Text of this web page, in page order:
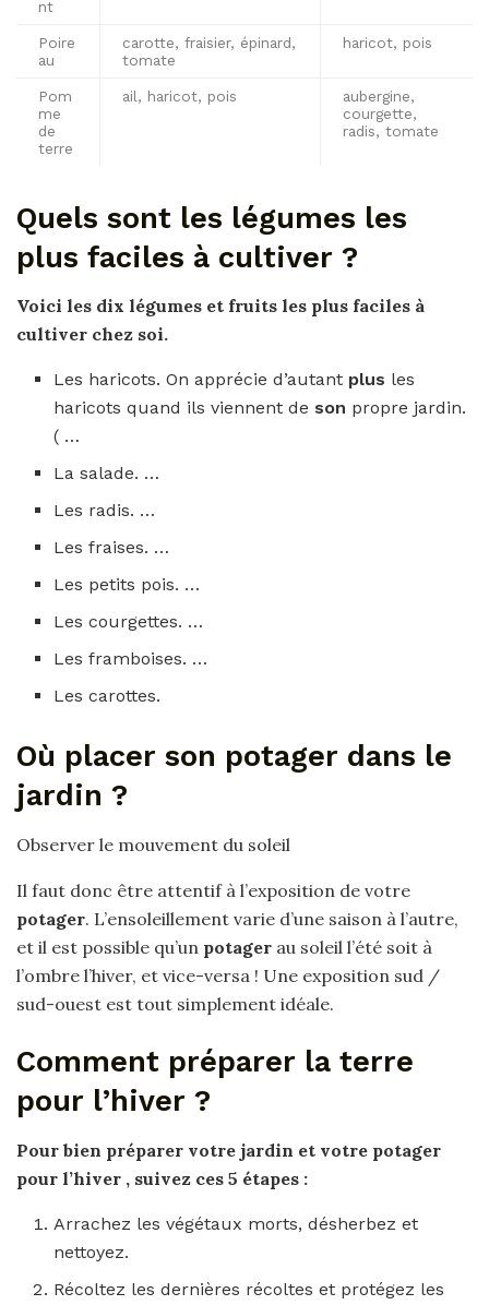
nt
Poire
au
carotte, fraisier, épinard,
tomate
haricot, pois
Pom
me
de
terre
ail, haricot, pois
aubergine,
courgette,
radis, tomate
Quels sont les légumes les
plus faciles à cultiver ?
Voici les dix légumes et fruits les plus faciles à
cultiver chez soi.
Les haricots. On apprécie d’autant plus les
haricots quand ils viennent de son propre jardin.
( …
La salade. …
Les radis. …
Les fraises. …
Les petits pois. …
Les courgettes. …
Les framboises. …
Les carottes.
Où placer son potager dans le
jardin ?
Observer le mouvement du soleil
Il faut donc être attentif à l’exposition de votre
potager. L’ensoleillement varie d’une saison à l’autre,
et il est possible qu’un potager au soleil l’été soit à
l’ombre l’hiver, et vice-versa ! Une exposition sud /
sud-ouest est tout simplement idéale.
Comment préparer la terre
pour l’hiver ?
Pour bien préparer votre jardin et votre potager
pour l’hiver , suivez ces 5 étapes :
Arrachez les végétaux morts, désherbez et
nettoyez.
Récoltez les dernières récoltes et protégez les